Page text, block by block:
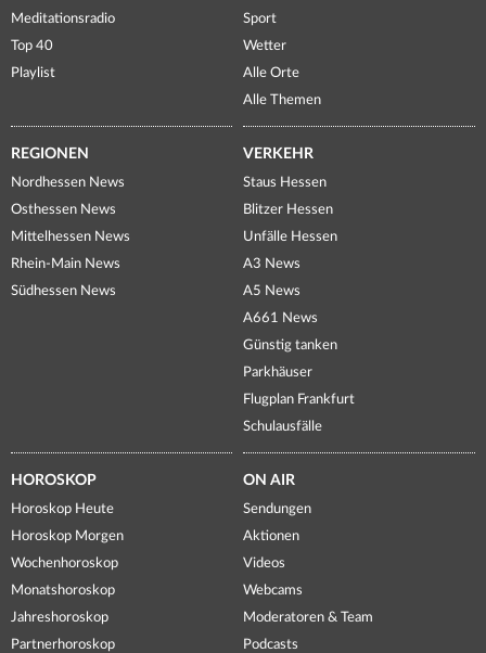
Meditationsradio
Top 40
Playlist
Sport
Wetter
Alle Orte
Alle Themen
REGIONEN
Nordhessen News
Osthessen News
Mittelhessen News
Rhein-Main News
Südhessen News
VERKEHR
Staus Hessen
Blitzer Hessen
Unfälle Hessen
A3 News
A5 News
A661 News
Günstig tanken
Parkhäuser
Flugplan Frankfurt
Schulausfälle
HOROSKOP
Horoskop Heute
Horoskop Morgen
Wochenhoroskop
Monatshoroskop
Jahreshoroskop
Partnerhoroskop
ON AIR
Sendungen
Aktionen
Videos
Webcams
Moderatoren & Team
Podcasts